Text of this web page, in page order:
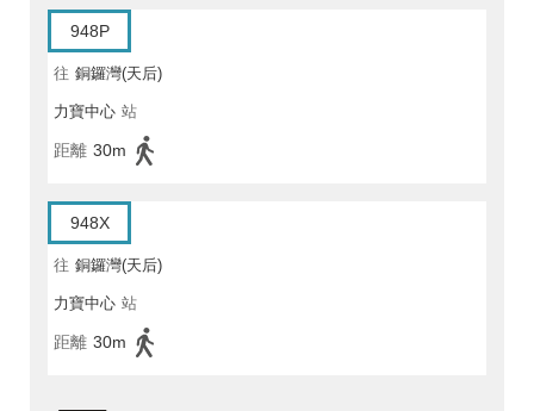
948P
往 銅鑼灣(天后)
力寶中心 站
距離 30m
948X
往 銅鑼灣(天后)
力寶中心 站
距離 30m